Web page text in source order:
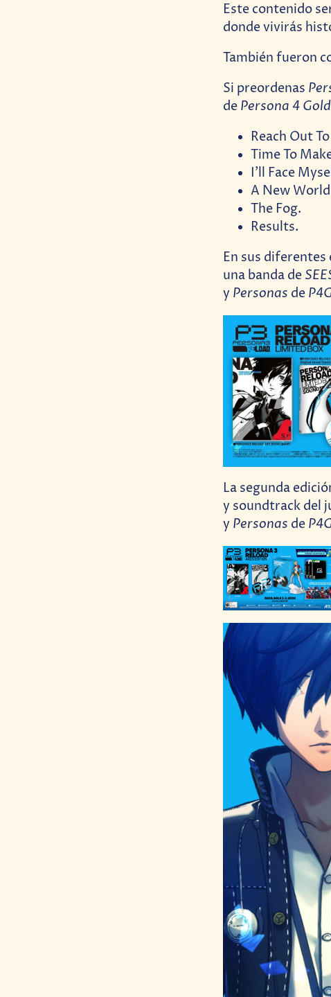
Este contenido
donde vivirás
También fueron
Si preordenas
de Persona 4
Reach Out
Time To
I’ll Face
A New
The Fog.
Results.
En sus diferentes
una banda de
y Personas de
La segunda
y soundtrack del
y Personas de